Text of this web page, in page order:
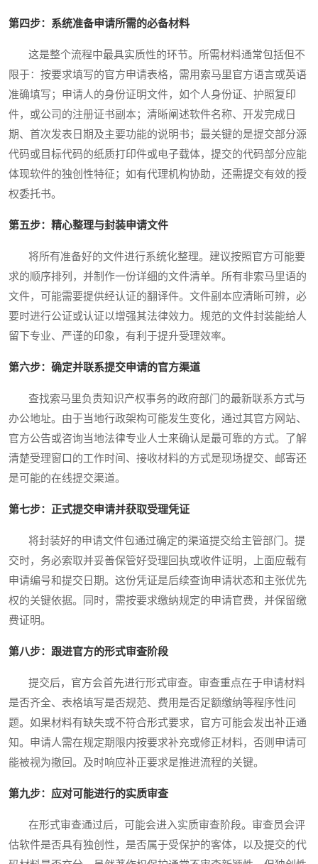
第四步：系统准备申请所需的必备材料
这是整个流程中最具实质性的环节。所需材料通常包括但不
限于：按要求填写的官方申请表格，需用索马里官方语言或英语
准确填写；申请人的身份证明文件，如个人身份证、护照复印
件，或公司的注册证书副本；清晰阐述软件名称、开发完成日
期、首次发表日期及主要功能的说明书；最关键的是提交部分源
代码或目标代码的纸质打印件或电子载体，提交的代码部分应能
体现软件的独创性特征；如有代理机构协助，还需提交有效的授
权委托书。
第五步：精心整理与封装申请文件
将所有准备好的文件进行系统化整理。建议按照官方可能要
求的顺序排列，并制作一份详细的文件清单。所有非索马里语的
文件，可能需要提供经认证的翻译件。文件副本应清晰可辨，必
要时进行公证或认证以增强其法律效力。规范的文件封装能给人
留下专业、严谨的印象，有利于提升受理效率。
第六步：确定并联系提交申请的官方渠道
查找索马里负责知识产权事务的政府部门的最新联系方式与
办公地址。由于当地行政架构可能发生变化，通过其官方网站、
官方公告或咨询当地法律专业人士来确认是最可靠的方式。了解
清楚受理窗口的工作时间、接收材料的方式是现场提交、邮寄还
是可能的在线提交渠道。
第七步：正式提交申请并获取受理凭证
将封装好的申请文件包通过确定的渠道提交给主管部门。提
交时，务必索取并妥善保管好受理回执或收件证明，上面应载有
申请编号和提交日期。这份凭证是后续查询申请状态和主张优先
权的关键依据。同时，需按要求缴纳规定的申请官费，并保留缴
费证明。
第八步：跟进官方的形式审查阶段
提交后，官方会首先进行形式审查。审查重点在于申请材料
是否齐全、表格填写是否规范、费用是否足额缴纳等程序性问
题。如果材料有缺失或不符合形式要求，官方可能会发出补正通
知。申请人需在规定期限内按要求补充或修正材料，否则申请可
能被视为撤回。及时响应补正要求是推进流程的关键。
第九步：应对可能进行的实质审查
在形式审查通过后，可能会进入实质审查阶段。审查员会评
估软件是否具有独创性，是否属于受保护的客体，以及提交的代